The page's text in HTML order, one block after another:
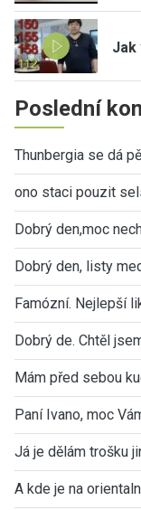
Jak
Poslední
Thunbergia se dá
ono staci pouzit
Dobrý den,moc
Dobrý den, listy
Famózní. Nejlepší
Dobrý de. Chtěl
Mám před sebou
Paní Ivano, moc
Já je dělám trošku
A kde je na